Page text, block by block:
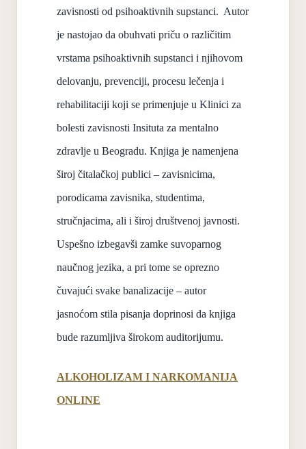
zavisnosti od psihoaktivnih supstanci. Autor
je nastojao da obuhvati priču o različitim
vrstama psihoaktivnih supstanci i njihovom
delovanju, prevenciji, procesu lečenja i
rehabilitaciji koji se primenjuje u Klinici za
bolesti zavisnosti Insituta za mentalno
zdravlje u Beogradu. Knjiga je namenjena
široj čitalačkoj publici – zavisnicima,
porodicama zavisnika, studentima,
stručnjacima, ali i široj društvenoj javnosti.
Uspešno izbegavši zamke suvoparnog
naučnog jezika, a pri tome se oprezno
čuvajući svake banalizacije – autor
jasnoćom stila pisanja doprinosi da knjiga
bude razumljiva širokom auditorijumu.
ALKOHOLIZAM I NARKOMANIJA
ONLINE